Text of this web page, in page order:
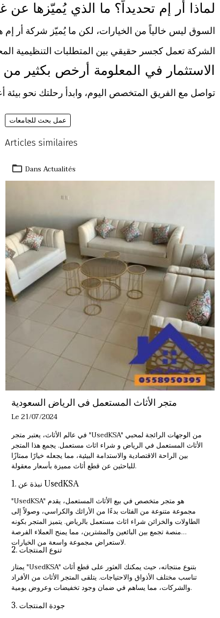
لماذا أر إم تحديداً؟ ما الذي يُميّزها عن
السوق ليس خالياً من الخيارات، لكن ما يُميّز شركة أر إم
الشركة تعمل كجسر حقيقي بين المتطلبات التنظيمية
الاستثمار في المعلومة أرخص بكثير من
تواصل مع الفريق المتخصص اليوم، وابدأ رحلتك نحو بيئة
عمل بحث للجامعات
Articles similaires
Dans Actualités
متجر الأثاث المستعمل في الرياض السعودية
Le 21/07/2024
في عالم الأثاث، يعتبر متجر "UsedKSA" من الوجهات الرائجة لمحبي
الأثاث المستعمل في الرياض و شراء اثاث مستعمل. يجمع هذا المتجر
بين الراحة الاقتصادية والاستدامة البيئية، مما يجعله خيارًا ممتازًا
للباحثين عن قطع أثاث مميزة بأسعار معقولة.
1. نبذة عن UsedKSA
"UsedKSA" هو متجر متخصص في بيع الأثاث المستعمل، يقدم
مجموعة متنوعة من الفئات بدءًا من الأرائك والكراسي، وصولاً إلى
الطاولات والخزائن شراء اثاث مستعمل بالرياض. يتميز المتجر بكونه
منصة تجمع بين البائعين والمشترين، مما يمنح العملاء الفرصة
لاستعراض مجموعة واسعة من الخيارات.
2. تنوع المنتجات
يمتاز "UsedKSA" بتنوع منتجاته، حيث يمكنك العثور على قطع أثاث
تناسب مختلف الأذواق والاحتياجات. يتلقى المتجر الأثاث من الأفراد
والشركات، مما يساهم في ضمان وجود تخفيضات وعروض يومية.
3. جودة المنتجات